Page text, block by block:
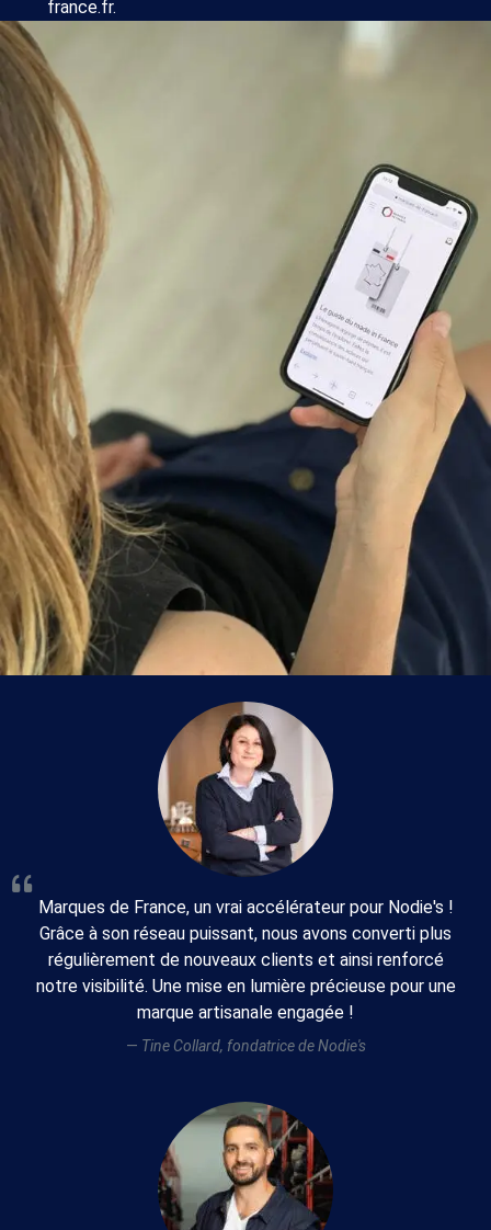
Section pour
relayer une
offre spéciale
Section de
contenu
personnalisé
Répondre aux
commentaires
Relais lors de
votre
référencement
Dans notre
newsletter
mensuelle,la
petite lettre
Sur nos réseaux
sociaux
(Instagram,
Facebook,
LinkedIn, X,
Threads)
Mise à jour des
lieux de
production
Échange de
Intégration d'un
france.fr.
Marques de France, un vrai accélérateur pour Nodie's !
Grâce à son réseau puissant, nous avons converti plus
régulièrement de nouveaux clients et ainsi renforcé
notre visibilité. Une mise en lumière précieuse pour une
marque artisanale engagée !
Tine Collard, fondatrice de Nodie's